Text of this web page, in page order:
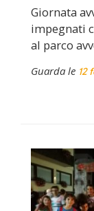
Giornata
impegnati
al parco
Guarda le 12